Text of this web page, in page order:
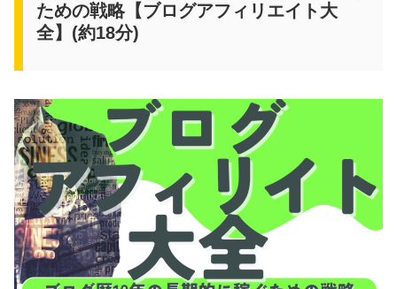
ための戦略【ブログアフィリエイト大
全】(約18分)